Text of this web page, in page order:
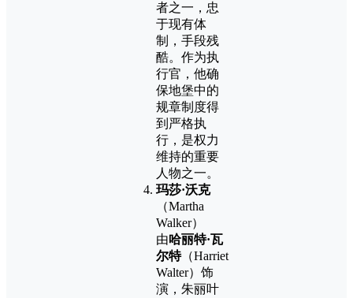
者之一，忠
于现有体
制，手段残
酷。作为执
行官，他确
保地堡中的
规章制度得
到严格执
行，是权力
维持的重要
人物之一。
玛莎·沃克
（Martha
Walker）
由哈丽特·瓦
尔特（Harriet
Walter）饰
演，朱丽叶